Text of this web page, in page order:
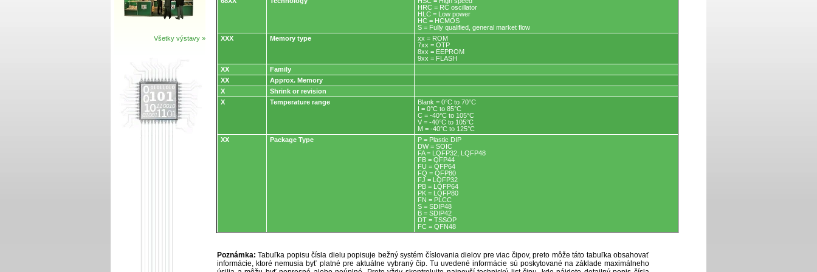
Všetky výstavy »
HRC = RC oscillator
HLC = Low power
HC = HCMOS
S = Fully qualified, general market flow
XXX
Memory type
xx = ROM
7xx = OTP
8xx = EEPROM
9xx = FLASH
XX
Family
XX
Approx. Memory
X
Shrink or revision
X
Temperature range
Blank = 0°C to 70°C
I = 0°C to 85°C
C = -40°C to 105°C
V = -40°C to 105°C
M = -40°C to 125°C
XX
Package Type
P = Plastic DIP
DW = SOIC
FA = LQFP32, LQFP48
FB = QFP44
FU = QFP64
FQ = QFP80
FJ = LQFP32
PB = LQFP64
PK = LQFP80
FN = PLCC
S = SDIP48
B = SDIP42
DT = TSSOP
FC = QFN48
Poznámka: Tabuľka popisu čísla dielu popisuje bežný systém číslovania dielov pre viac čipov, preto môže táto tabuľka obsahovať
informácie, ktoré nemusia byť platné pre aktuálne vybraný čip. Tu uvedené informácie sú poskytované na základe maximálneho